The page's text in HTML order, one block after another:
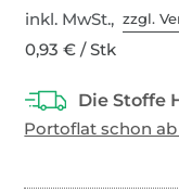
inkl. MwSt.,zzgl.
0,93 € / Stk